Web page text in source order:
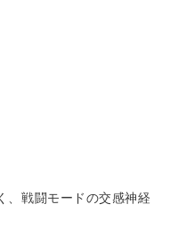
、戦闘モードの交感神経